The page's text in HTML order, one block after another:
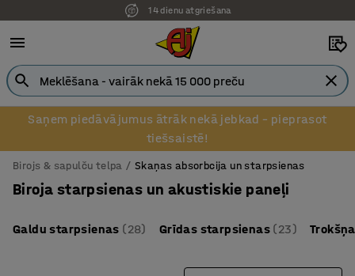
Pēcapmaksa uzņēmumiem
Saņem piedāvājumus ātrāk nekā jebkad – pieprasot
tiešsaistē!
Birojs & sapulču telpa Skaņas absorbcija un starpsienas
Biroja starpsienas un akustiskie paneļi
Galdu starpsienas (28) Grīdas starpsienas (23)